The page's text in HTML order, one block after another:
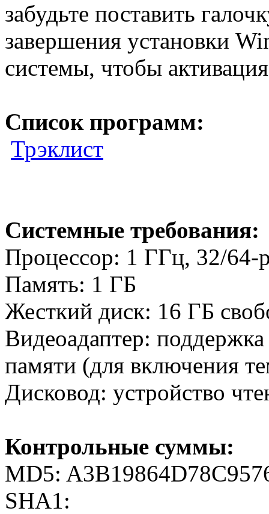
забудьте поставить
завершения установки
системы, чтобы
Список программ:
Трэклист
Системные требования:
Процессор: 1 ГГц, 32/64-
Память: 1 ГБ
Жесткий диск: 16 ГБ
Видеоадаптер:
памяти (для включения
Дисковод: устройство
Контрольные суммы:
MD5:
SHA1: